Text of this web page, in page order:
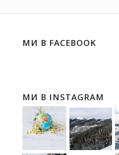
МИ В FACEBOOK
МИ В INSTAGRAM